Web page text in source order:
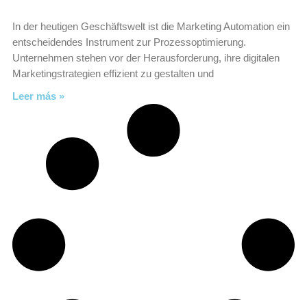
In der heutigen Geschäftswelt ist die Marketing Automation ein
entscheidendes Instrument zur Prozessoptimierung.
Unternehmen stehen vor der Herausforderung, ihre digitalen
Marketingstrategien effizient zu gestalten und
Leer más »